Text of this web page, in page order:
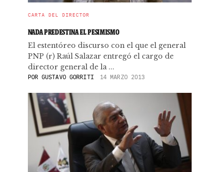
CARTA DEL DIRECTOR
NADA PREDESTINA EL PESIMISMO
El estentóreo discurso con el que el general
PNP (r) Raúl Salazar entregó el cargo de
director general de la ...
POR GUSTAVO GORRITI 14 MARZO 2013